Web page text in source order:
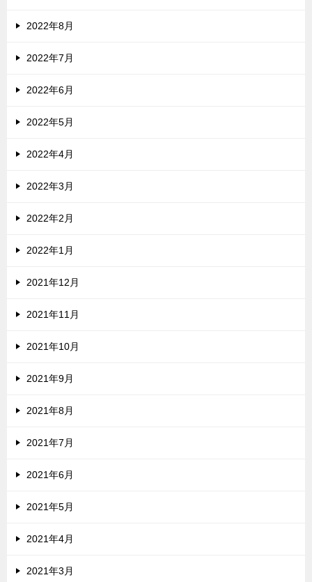
2022年8月
2022年7月
2022年6月
2022年5月
2022年4月
2022年3月
2022年2月
2022年1月
2021年12月
2021年11月
2021年10月
2021年9月
2021年8月
2021年7月
2021年6月
2021年5月
2021年4月
2021年3月